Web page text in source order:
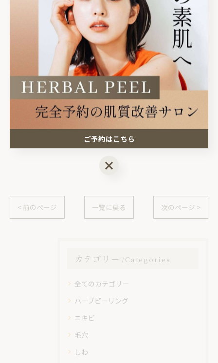
🏠サロン情報
栃木県塩谷郡高根沢町
光陽台5丁目1-12グラフハイツA202
⏰14:30〜21:00
⚠️完全予約制
#宇都宮ニキビ #高根沢ニキビ #宇都宮エステ
< 前のページ 一覧に戻る 次のページ >
カテゴリー Categories
全てのカテゴリー
ハーブピーリング
ニキビ
毛穴
しわ
ご予約はこちら
ご予約はこちら